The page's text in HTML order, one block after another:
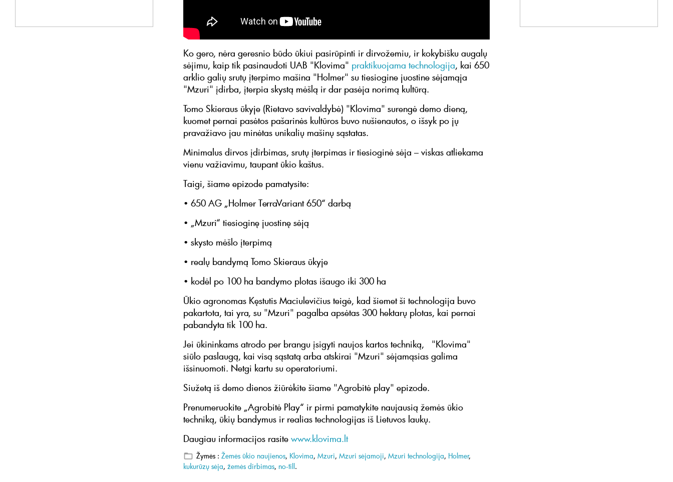
Ko gero, nėra geresnio būdo ūkiui pasirūpinti ir dirvožemiu, ir kokybišku augalų
sėjimu, kaip tik pasinaudoti UAB "Klovima" praktikuojama technologija, kai 650
arklio galių srutų įterpimo mašina "Holmer" su tiesiogine juostine sėjamąja
"Mzuri" įdirba, įterpia skystą mėšlą ir dar pasėja norimą kultūrą.
Tomo Skieraus ūkyje (Rietavo savivaldybė) "Klovima" surengė demo dieną,
kuomet pernai pasėtos pašarinės kultūros buvo nušienautos, o išsyk po jų
pravažiavo jau minėtas unikalių mašinų sąstatas.
Minimalus dirvos įdirbimas, srutų įterpimas ir tiesioginė sėja – viskas atliekama
vienu važiavimu, taupant ūkio kaštus.
Taigi, šiame epizode pamatysite:
• 650 AG „Holmer TerraVariant 650“ darbą
• „Mzuri“ tiesioginę juostinę sėją
• skysto mėšlo įterpimą
• realų bandymą Tomo Skieraus ūkyje
• kodėl po 100 ha bandymo plotas išaugo iki 300 ha
Ūkio agronomas Kęstutis Maciulevičius teigė, kad šiemet ši technologija buvo
pakartota, tai yra, su "Mzuri" pagalba apsėtas 300 hektarų plotas, kai pernai
pabandyta tik 100 ha.
Jei ūkininkams atrodo per brangu įsigyti naujos kartos techniką, "Klovima"
siūlo paslaugą, kai visą sąstatą arba atskirai "Mzuri" sėjamąsias galima
išsinuomoti. Netgi kartu su operatoriumi.
Siužetą iš demo dienos žiūrėkite šiame "Agrobitė play" epizode.
Prenumeruokite „Agrobitė Play“ ir pirmi pamatykite naujausią žemės ūkio
techniką, ūkių bandymus ir realias technologijas iš Lietuvos laukų.
Daugiau informacijos rasite www.klovima.lt
Žymės : Žemės ūkio naujienos, Klovima, Mzuri, Mzuri sėjamoji, Mzuri technologija, Holmer,
kukurūzų sėja, žemės dirbimas, no-till .